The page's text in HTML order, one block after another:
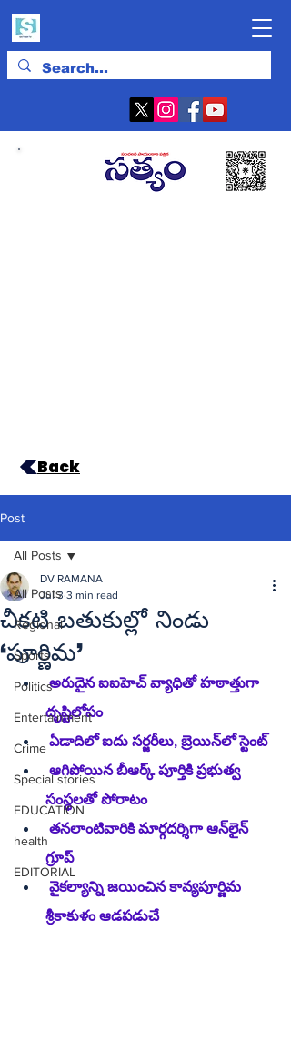
Back
Post
All Posts
Regional
Sports
Politics
Entertainment
Crime
Special stories
EDUCATION
health
EDITORIAL
All Posts
చీకటి బతుకుల్లో నిండు
‘పూర్ణిమ’
DV RAMANA
Jul 3 3 min read
అరుదైన ఐఐహెచ్ వ్యాధితో హఠాత్తుగా
దృష్టిలోపం
ఏడాదిలో ఐదు సర్జరీలు, బ్రెయిన్‌లో స్టెంట్
సంస్థలతో పోరాటం
గ్రూప్
శ్రీకాకుళం ఆడపడుచే